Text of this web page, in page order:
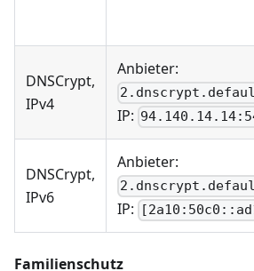
DNSCrypt,
IPv4
Anbieter:
IP:
DNSCrypt,
IPv6
Anbieter:
IP:
Familienschutz